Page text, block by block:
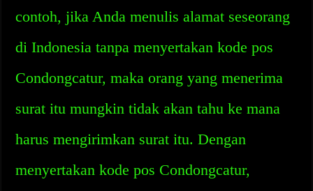
contoh, jika Anda menulis alamat seseorang
di Indonesia tanpa menyertakan kode pos
Condongcatur, maka orang yang menerima
surat itu mungkin tidak akan tahu ke mana
harus mengirimkan surat itu. Dengan
menyertakan kode pos Condongcatur,